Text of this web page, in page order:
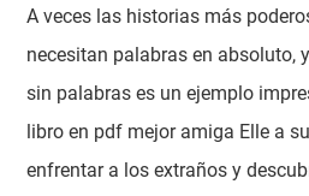
A veces las historias más
necesitan palabras en absoluto,
sin palabras es un ejemplo
libro en pdf mejor amiga Elle a
enfrentar a los extraños y